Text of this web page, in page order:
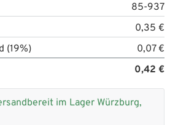
85-937
0,35 €
(19%)
0,07 €
0,42 €
im Lager Würzburg,